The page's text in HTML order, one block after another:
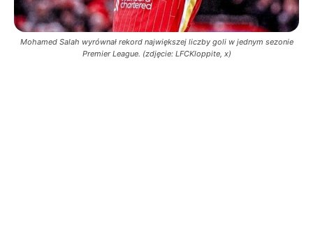
Mohamed Salah wyrównał rekord największej liczby goli w jednym sezonie
Premier League. (zdjęcie: LFCKloppite, x)